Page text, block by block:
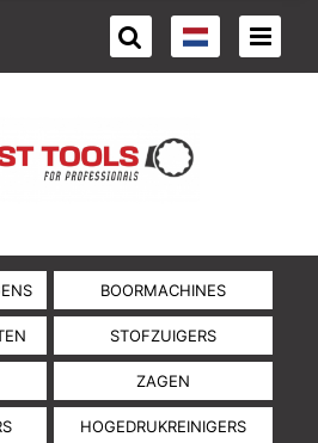
BOORMACHINES
STOFZUIGERS
ZAGEN
HOGEDRUKREINIGERS